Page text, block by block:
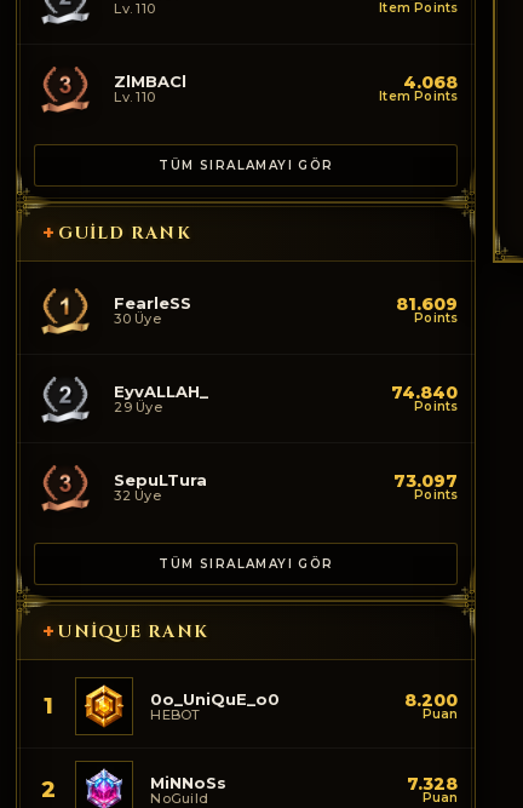
Lv. 110 Item Points
ZlMBACl
Lv. 110
4.068
Item Points
TÜM SIRALAMAYI GÖR
+ GUILD RANK
FearleSS
30 Üye
81.609
Points
EyvALLAH_
29 Üye
74.840
Points
SepuLTura
32 Üye
73.097
Points
TÜM SIRALAMAYI GÖR
+ UNIQUE RANK
1 0o_UniQuE_o0
HEBOT
8.200
Puan
2 MiNNoSs
NoGuild
7.328
Puan